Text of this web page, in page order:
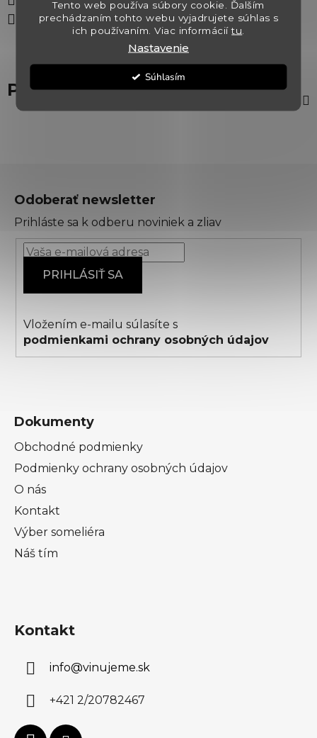
Tento web používa súbory cookie. Ďalším
prechádzaním tohto webu vyjadrujete súhlas s
ich používaním. Viac informáciítu
Nastavenie
Súhlasím
Zdieľať
Popis
Odoberať newsletter
Prihláste sa k odberu noviniek a zliav
PRIHLÁSIŤ SA
Vložením e-mailu súlasíte s
podmienkami ochrany osobných údajov
Dokumenty
Obchodné podmienky
Podmienky ochrany osobných údajov
O nás
Kontakt
Výber someliéra
Náš tím
Kontakt
info@vinujeme.sk
+421 2/20782467